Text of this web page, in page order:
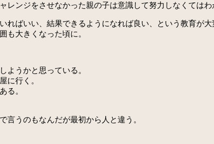
ンジをさせなかった親の子は意識して努力しなくてはわ
ばいい、結果できるようになれば良い、という教育が
も大きくなった頃に。
ようかと思っている。
に行く。
る。
うのもなんだが最初から人と違う。